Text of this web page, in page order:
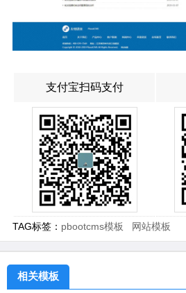
支付宝扫码支付
TAG标签： pbootcms模板 网站模板
相关模板